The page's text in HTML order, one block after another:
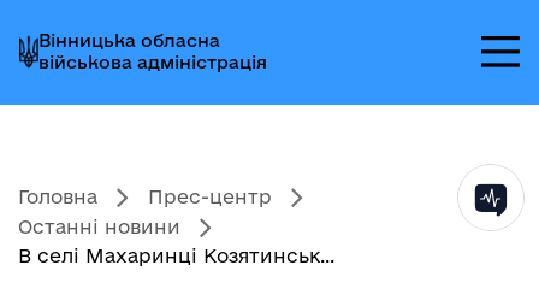
до
головного
меню
до
головного
вмісту
до
головного
колонтитула
Вінницька обласна
військова адміністрація
Головна
Прес-центр
Останні новини
В селі Махаринці Козятинськ...